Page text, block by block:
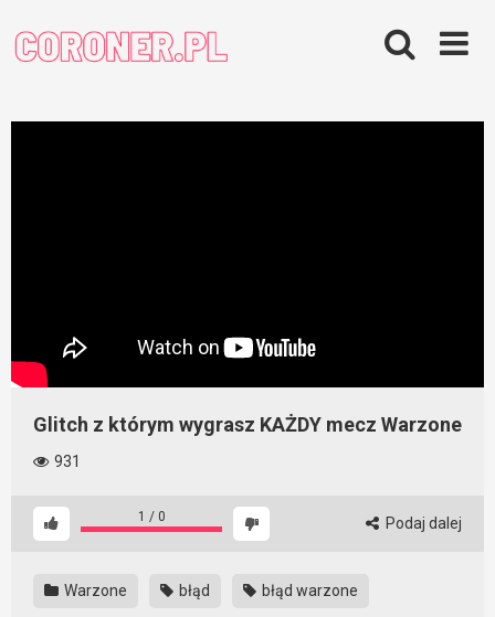
content
Glitch z którym wygrasz KAŻDY mecz Warzone
931
1 / 0 Podaj dalej
Warzone błąd błąd warzone